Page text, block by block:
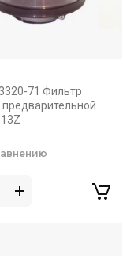
71 Фильтр
предварительной